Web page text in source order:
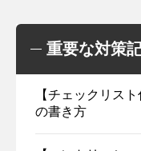
重要な対策
【チェックリス
の書き方